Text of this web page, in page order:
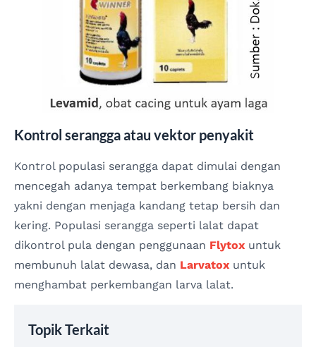
Kontrol serangga atau vektor penyakit
Kontrol populasi serangga dapat dimulai dengan
mencegah adanya tempat berkembang biaknya
yakni dengan menjaga kandang tetap bersih dan
kering. Populasi serangga seperti lalat dapat
dikontrol pula dengan penggunaan Flytox untuk
membunuh lalat dewasa, dan Larvatox untuk
menghambat perkembangan larva lalat.
Topik Terkait